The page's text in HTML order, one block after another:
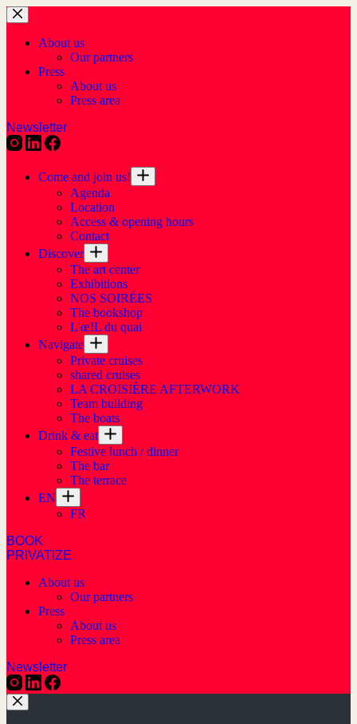
About us
Our partners
Press
About us
Press area
Newsletter
Come and join us!
Agenda
Location
Access & opening hours
Contact
Discover
The art center
Exhibitions
NOS SOIRÉES
The bookshop
L'œIL du quai
Navigate
Private cruises
shared cruises
LA CROISIÈRE AFTERWORK
Team building
The boats
Drink & eat
Festive lunch / dinner
The bar
The terrace
EN
FR
BOOK
PRIVATIZE
About us
Our partners
Press
About us
Press area
Newsletter